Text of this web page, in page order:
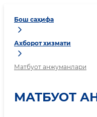
Бош саҳифа
Ахборот хизмати
Матбуот анжуманлари
МАТБУОТ